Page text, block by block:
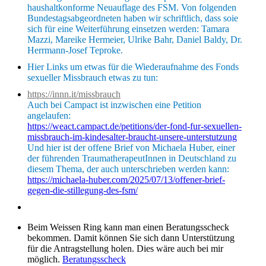
haushaltkonforme Neuauflage des FSM. Von folgenden
Bundestagsabgeordneten haben wir schriftlich, dass soie
sich für eine Weiterführung einsetzen werden: Tamara
Mazzi, Mareike Hermeier, Ulrike Bahr, Daniel Baldy, Dr.
Herrmann-Josef Teproke.
Hier Links um etwas für die Wiederaufnahme des Fonds
sexueller Missbrauch etwas zu tun:
https://innn.it/missbrauch
Auch bei Campact ist inzwischen eine Petition
angelaufen:
https://weact.campact.de/petitions/der-fond-fur-sexuellen-
missbrauch-im-kindesalter-braucht-unsere-unterstutzung
Und hier ist der offene Brief von Michaela Huber, einer
der führenden TraumatherapeutInnen in Deutschland zu
diesem Thema, der auch unterschrieben werden kann:
https://michaela-huber.com/2025/07/13/offener-brief-
gegen-die-stillegung-des-fsm/
Beim Weissen Ring kann man einen Beratungsscheck
bekommen. Damit können Sie sich dann Unterstützung
für die Antragstellung holen. Dies wäre auch bei mir
möglich. Beratungsscheck